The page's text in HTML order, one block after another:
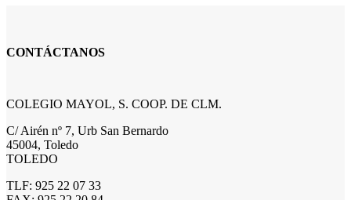
CONTÁCTANOS
COLEGIO MAYOL, S. COOP. DE CLM.
C/ Airén nº 7, Urb San Bernardo
45004, Toledo
TOLEDO
TLF: 925 22 07 33